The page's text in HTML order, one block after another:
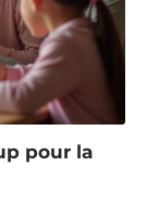
pour la